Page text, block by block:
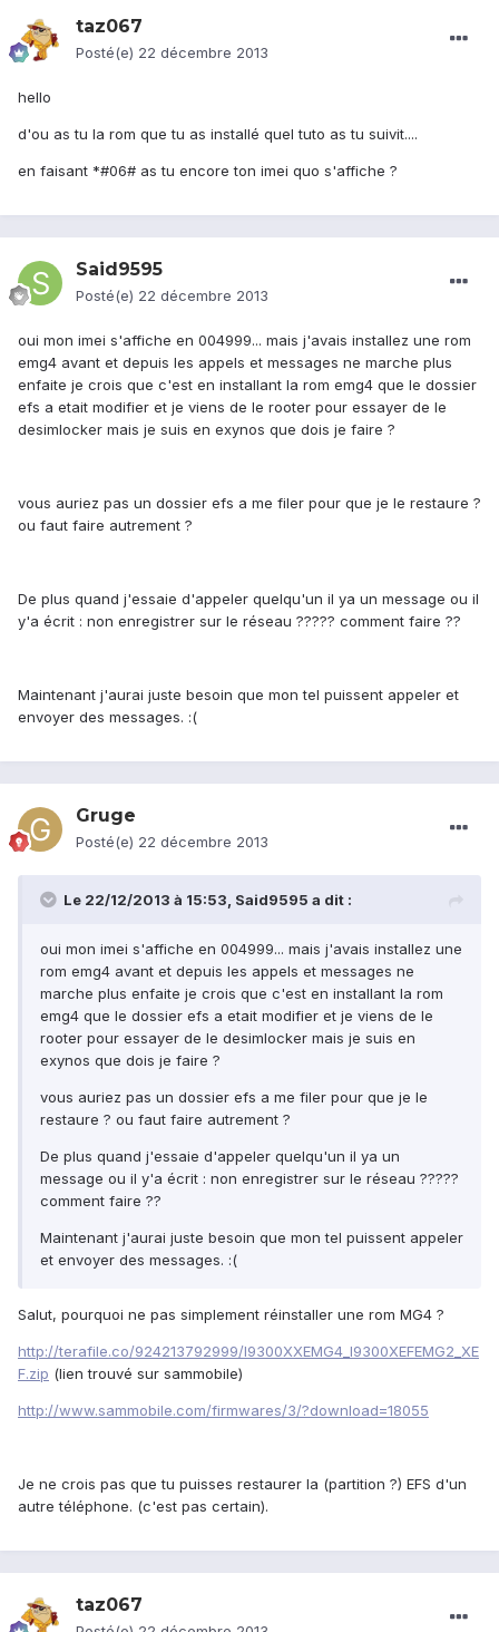
taz067
Posté(e) 22 décembre 2013
hello
d'ou as tu la rom que tu as installé quel tuto as tu suivit....
en faisant *#06# as tu encore ton imei quo s'affiche ?
Said9595
Posté(e) 22 décembre 2013
oui mon imei s'affiche en 004999... mais j'avais installez une rom
emg4 avant et depuis les appels et messages ne marche plus
enfaite je crois que c'est en installant la rom emg4 que le dossier
efs a etait modifier et je viens de le rooter pour essayer de le
desimlocker mais je suis en exynos que dois je faire ?
vous auriez pas un dossier efs a me filer pour que je le restaure ?
ou faut faire autrement ?
De plus quand j'essaie d'appeler quelqu'un il ya un message ou il
y'a écrit : non enregistrer sur le réseau ????? comment faire ??
Maintenant j'aurai juste besoin que mon tel puissent appeler et
envoyer des messages. :(
Gruge
Posté(e) 22 décembre 2013
Le 22/12/2013 à 15:53, Said9595 a dit :
oui mon imei s'affiche en 004999... mais j'avais installez une
rom emg4 avant et depuis les appels et messages ne
marche plus enfaite je crois que c'est en installant la rom
emg4 que le dossier efs a etait modifier et je viens de le
rooter pour essayer de le desimlocker mais je suis en
exynos que dois je faire ?
vous auriez pas un dossier efs a me filer pour que je le
restaure ? ou faut faire autrement ?
De plus quand j'essaie d'appeler quelqu'un il ya un
message ou il y'a écrit : non enregistrer sur le réseau ?????
comment faire ??
Maintenant j'aurai juste besoin que mon tel puissent appeler
et envoyer des messages. :(
Salut, pourquoi ne pas simplement réinstaller une rom MG4 ?
http://terafile.co/924213792999/I9300XXEMG4_I9300XEFEMG2_XE
F.zip (lien trouvé sur sammobile)
http://www.sammobile.com/firmwares/3/?download=18055
Je ne crois pas que tu puisses restaurer la (partition ?) EFS d'un
autre téléphone. (c'est pas certain).
taz067